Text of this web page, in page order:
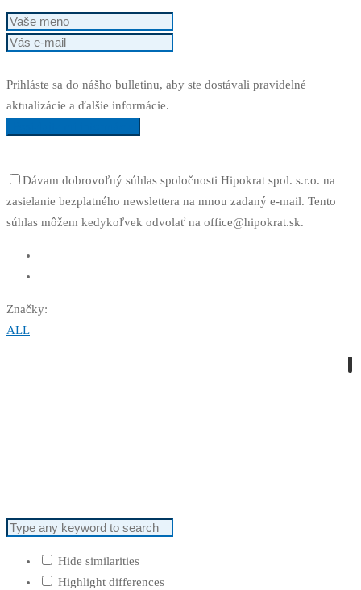
Prihláste sa do nášho bulletinu, aby ste dostávali pravidelné
aktualizácie a ďalšie informácie.
Dávam dobrovoľný súhlas spoločnosti Hipokrat spol. s.r.o. na
zasielanie bezplatného newslettera na mnou zadaný e-mail. Tento
súhlas môžem kedykoľvek odvolať na office@hipokrat.sk.
Značky:
ALL
Hide similarities
Highlight differences